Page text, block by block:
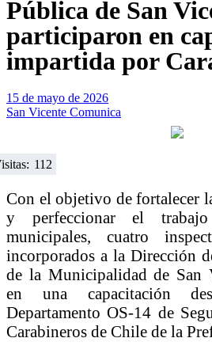
Pública de San
participaron en
impartida por
15 de mayo de 2026
San Vicente Comunica
112
Con el objetivo de fortalecer
y perfeccionar el
municipales, cuatro
incorporados a la Dirección
de la Municipalidad de San
en una capacitación
Departamento OS-14 de
Carabineros de Chile de la